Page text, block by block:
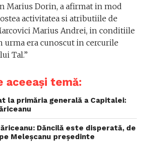
Marius Dorin, a afirmat in mod
activitatea si atributiile de
Marius Andrei, in conditiile
urma era cunoscut in cercurile
Tal.”
aceeași temă:
la primăria generală a Capitalei:
Dăncilă este disperată, de
Meleșcanu președinte